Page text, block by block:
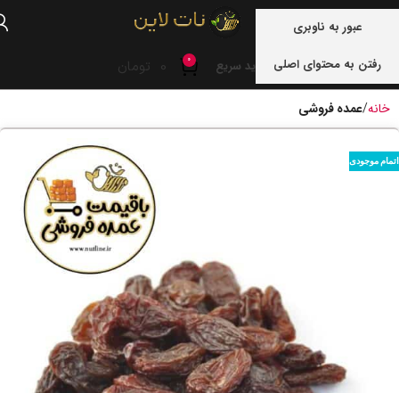
عبور به ناوبری
رفتن به محتوای اصلی
خرید سریع 0
0 تومان
خانه عمده فروشی
اتمام موجودی